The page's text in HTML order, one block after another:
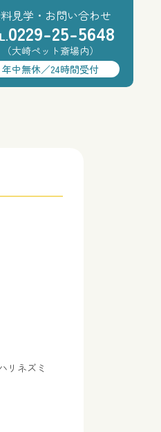
見学・お問い合わせ
0229-25-5648
（大崎ペット斎場内）
年中無休／24時間受付
リネズミ